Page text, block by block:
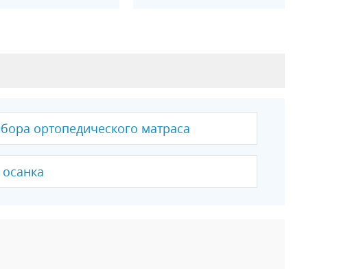
ортопедического матраса